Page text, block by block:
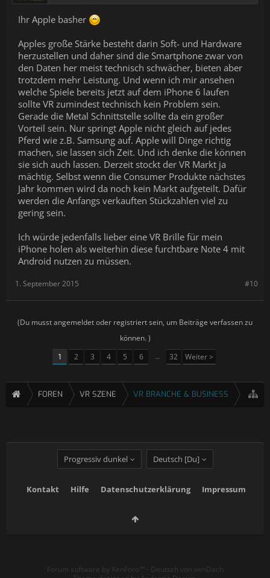
Ihr Apple basher
Apples große Stärke besteht darin Soft- und Hardware
herzustellen und daher sind die Smartphone zwar von
den Daten her meist technisch schwächer, bieten aber
trotzdem mehr Leistung. Und wenn ich mir ansehen
welche Spiele bereits jetzt auf dem iPhone 6 laufen
sollte VR zumindest technisch kein Problem sein.
Gerade die Metal Schnittstelle sollte da ein großer
Vorteil sein. Nur springt Apple nicht gleich auf jedes
Pferd wie z.B. Samsung auf. Apple will Dinge richtig
machen, sie lassen sich Zeit. Und ich denke die können
sie sich auch lassen. Derzeit stockt der VR Markt ja
mächtig. Selbst wenn die Consumer Produkte nächstes
Jahr kommen wird da noch kein Markt aufgeteilt. Dafür
werden die Anfangs verkauften Stückzahlen viel zu
gering sein.
Ich würde jedenfalls lieber eine VR Brille für mein
iPhone holen als weiterhin diese furchtbare Note 4 mit
Android nutzen zu müssen.
#10
1. September 2015
(Du musst angemeldet oder registriert sein, um Beiträge verfassen zu
können. )
1
2 3 4 5 6 → 32 Weiter >
FOREN VR SZENE VR BRANCHE & BUSINESS
Progressiv dunkel Deutsch [Du]
Kontakt Hilfe Datenschutzerklärung Impressum
Forum software by XenForo™ - Deutsch von xenDach